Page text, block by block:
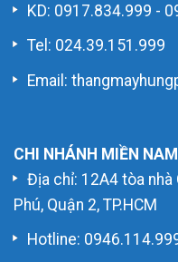
KD: 0917.834.999 -
Tel: 024.39.151.999
Email:
CHI NHÁNH MIỀN NAM
Địa chỉ: 12A4 tòa nhà
Phú, Quận 2, TP.HCM
Hotline: